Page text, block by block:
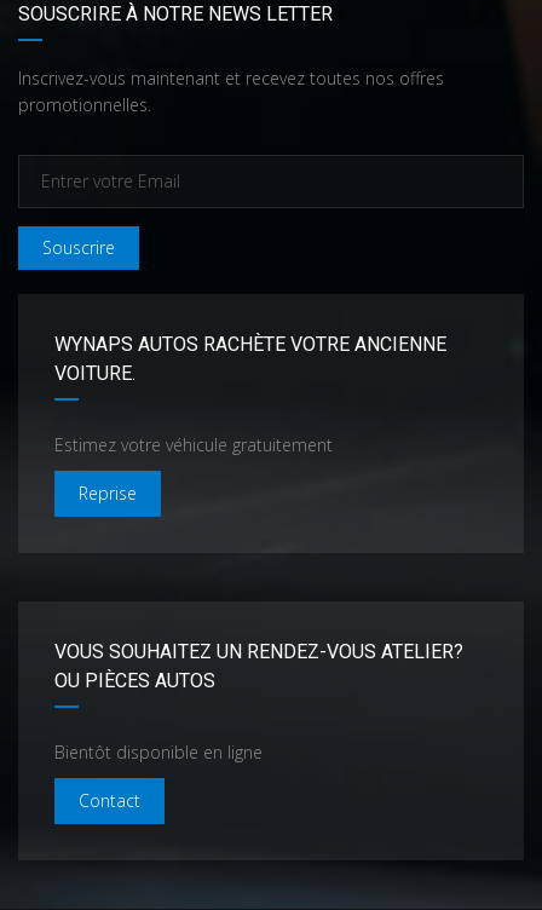
SOUSCRIRE À NOTRE NEWS LETTER
Inscrivez-vous maintenant et recevez toutes nos offres
promotionnelles.
Souscrire
WYNAPS AUTOS RACHÈTE VOTRE ANCIENNE
VOITURE.
Estimez votre véhicule gratuitement
Reprise
VOUS SOUHAITEZ UN RENDEZ-VOUS ATELIER?
OU PIÈCES AUTOS
Bientôt disponible en ligne
Contact